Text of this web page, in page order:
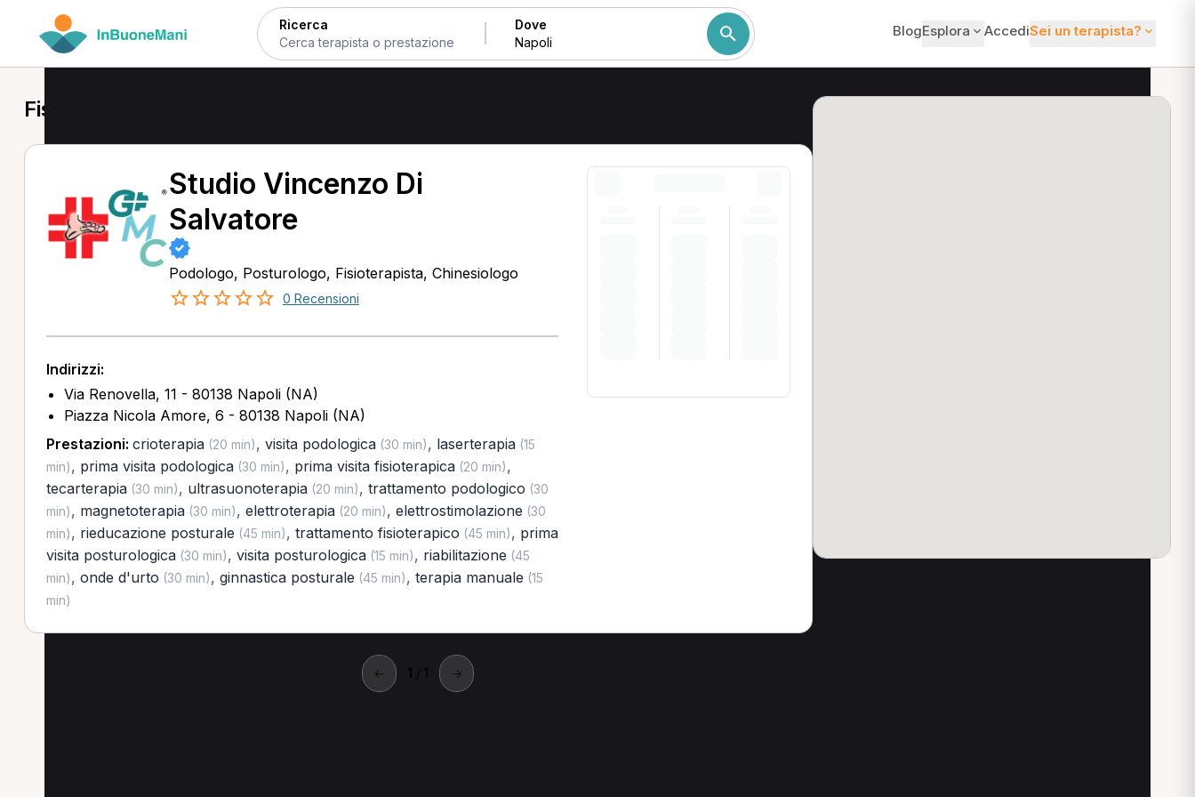
Ricerca Dove BlogEsplora AccediSei un terapista?
Fisioterapista a Napoli
Studio Vincenzo Di
Salvatore
Podologo, Posturologo, Fisioterapista, Chinesiologo
0 Recensioni
Indirizzi:
Via Renovella, 11 - 80138 Napoli (NA)
Piazza Nicola Amore, 6 - 80138 Napoli (NA)
Prestazioni: crioterapia(20 min), visita podologica(30 min), laserterapia(15
min), prima visita podologica(30 min), prima visita fisioterapica(20 min),
tecarterapia(30 min), ultrasuonoterapia(20 min), trattamento podologico (30
min), magnetoterapia(30 min), elettroterapia(20 min), elettrostimolazione (30
min), rieducazione posturale (45 min), trattamento fisioterapico (45 min), prima
visita posturologica(30 min), visita posturologica(15 min), riabilitazione (45
min), onde d'urto (30 min), ginnastica posturale (45 min), terapia manuale (15
min)
← 1 / 1 →